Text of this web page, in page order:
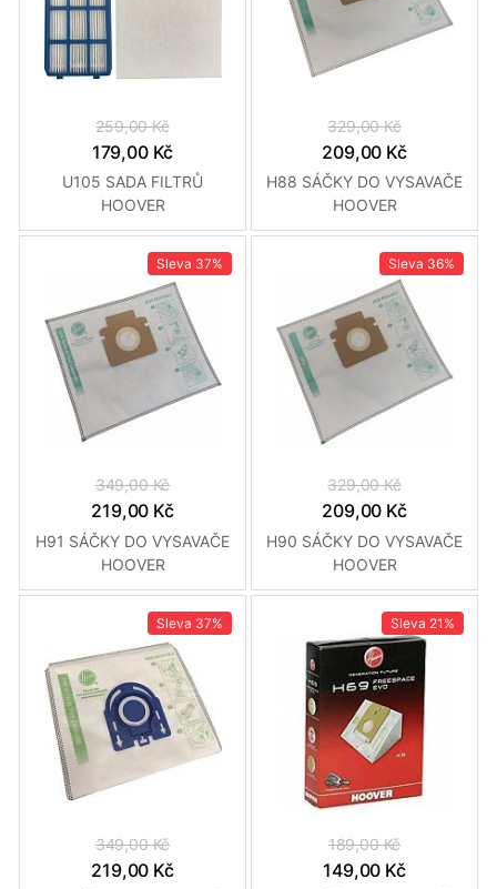
259,00 Kč
179,00 Kč
U105 SADA FILTRŮ
HOOVER
329,00 Kč
209,00 Kč
H88 SÁČKY DO VYSAVAČE
HOOVER
Sleva 37%
349,00 Kč
219,00 Kč
H91 SÁČKY DO VYSAVAČE
HOOVER
Sleva 36%
329,00 Kč
209,00 Kč
H90 SÁČKY DO VYSAVAČE
HOOVER
Sleva 37%
349,00 Kč
219,00 Kč
Sleva 21%
189,00 Kč
149,00 Kč